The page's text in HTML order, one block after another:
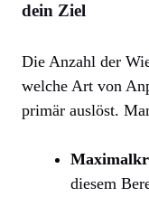
dein Ziel
Die Anzahl der
welche Art von
primär auslöst.
diesem